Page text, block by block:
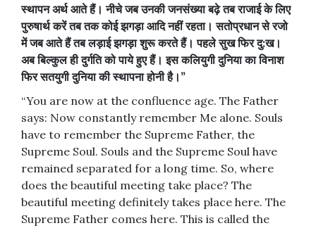
स्थापन अर्थ आते हैं। नीचे जब उनकी जनसंख्या बढ़े तब राजाई के लिए
पुरुषार्थ करें तब तक कोई झगड़ा आदि नहीं रहता। सतोप्रधान से रजो
में जब आते हैं तब लड़ाई झगड़ा शुरू करते हैं। पहले सुख फिर दु:ख।
अब बिल्कुल ही दुर्गति को पाये हुए हैं। इस कलियुगी दुनिया का विनाश
फिर सतयुगी दुनिया की स्थापना होनी है। ”
“You are now at the confluence age. The Father
says: Now constantly remember Me alone. Souls
have to remember the Supreme Father, the
Supreme Soul. Souls and the Supreme Soul have
remained separated for a long time. So, where
does the beautiful meeting take place? The
beautiful meeting definitely takes place here. The
Supreme Father comes here. This is called the